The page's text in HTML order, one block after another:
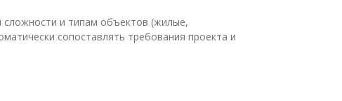
и типам объектов (жилые,
сопоставлять требования проекта и